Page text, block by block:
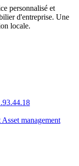
personnalisé et
d'entreprise. Une
locale.
Asset management